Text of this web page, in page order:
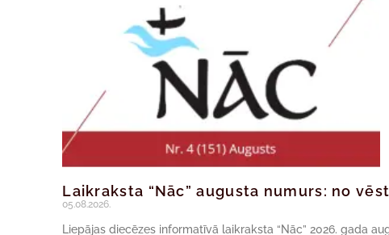
Laikraksta “Nāc” augusta numurs: no
05.08.2026.
Liepājas diecēzes informatīvā laikraksta “Nāc” 2026. gada